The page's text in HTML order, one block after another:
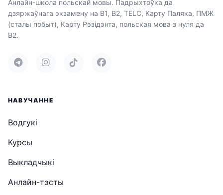
Анлайн-школа польскай мовы. Падрыхтоўка да
дзяржаўнага экзамену на B1, B2, TELC, Карту Паляка, ПМЖ
(сталы побыт), Карту Рэзідэнта, польская мова з нуля да
B2.
НАВУЧАННЕ
Водгукі
Курсы
Выкладчыкі
Анлайн-тэсты